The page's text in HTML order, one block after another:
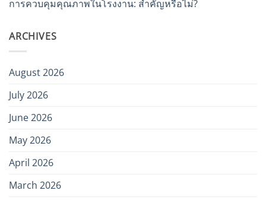
การควบคุมคุณภาพในโรงงาน: สำคัญหรือไม่?
ARCHIVES
August 2026
July 2026
June 2026
May 2026
April 2026
March 2026